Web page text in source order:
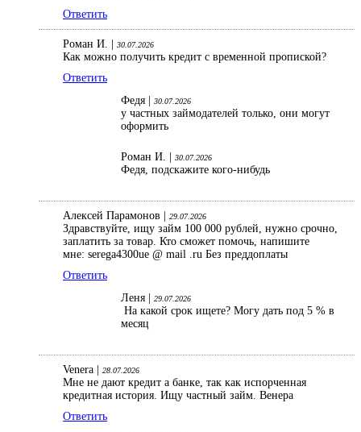
Ответить
Роман И. | 30.07.2026
Как можно получить кредит с временной пропиской?
Ответить
Федя |
30.07.2026
у частных займодателей только, они могут
оформить
Роман И. | 30.07.2026
Федя, подскажите кого-нибудь
Алексей Парамонов | 29.07.2026
Здравствуйте, ищу займ 100 000 рублей, нужно срочно,
заплатить за товар. Кто сможет помочь, напишите
мне: serega4300ue @ mail .ru Без преддоплаты
Ответить
Леня |
29.07.2026
На какой срок ищете? Могу дать под 5 % в
месяц
Venera | 28.07.2026
Мне не дают кредит а банке, так как испорченная
кредитная история. Ищу частный займ. Венера
Ответить